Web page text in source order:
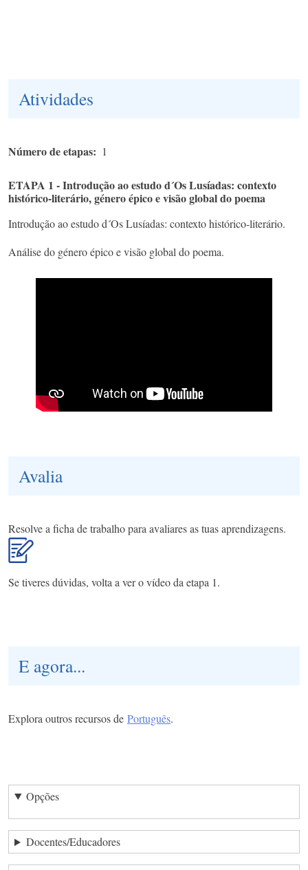
Atividades
Número de etapas 1
ETAPA 1 - Introdução ao estudo d´Os Lusíadas: contexto
histórico-literário, género épico e visão global do poema
Introdução ao estudo d´Os Lusíadas: contexto histórico-literário.
Análise do género épico e visão global do poema.
Avalia
Resolve a ficha de trabalho para avaliares as tuas aprendizagens.
Se tiveres dúvidas, volta a ver o vídeo da etapa 1.
E agora...
Explora outros recursos de Português.
Opções
Docentes/Educadores